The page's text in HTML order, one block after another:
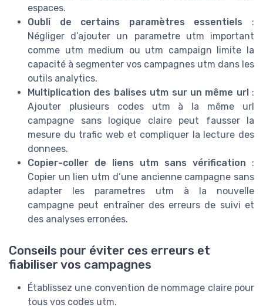
espaces.
Oubli de certains paramètres essentiels :
Négliger d’ajouter un parametre utm important
comme utm medium ou utm campaign limite la
capacité à segmenter vos campagnes utm dans les
outils analytics.
Multiplication des balises utm sur un même url:
Ajouter plusieurs codes utm à la même url
campagne sans logique claire peut fausser la
mesure du trafic web et compliquer la lecture des
donnees.
Copier-coller de liens utm sans vérification :
Copier un lien utm d’une ancienne campagne sans
adapter les parametres utm à la nouvelle
campagne peut entraîner des erreurs de suivi et
des analyses erronées.
Conseils pour éviter ces erreurs et
fiabiliser vos campagnes
Établissez une convention de nommage claire pour
tous vos codes utm.